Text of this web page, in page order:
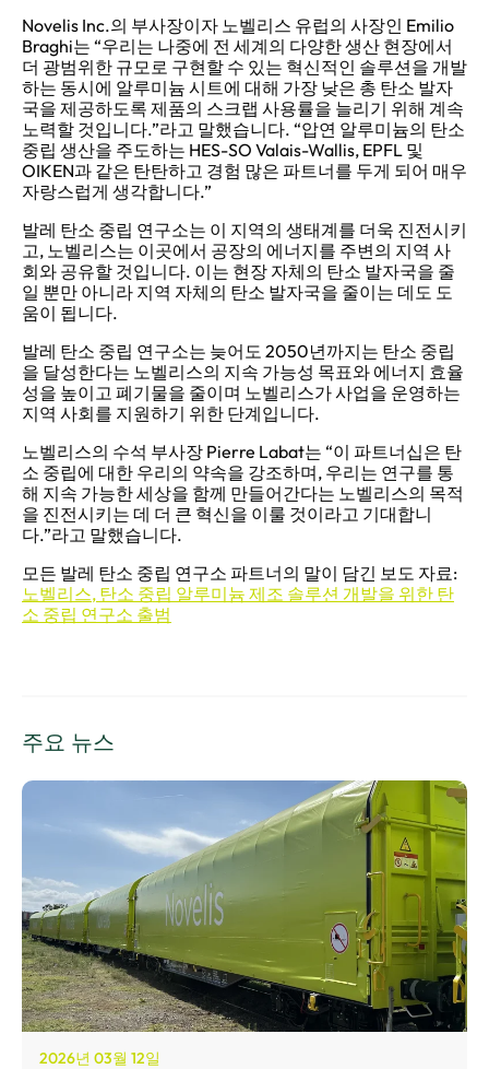
Novelis Inc.의 부사장이자 노벨리스 유럽의 사장인 Emilio
Braghi는 “우리는 나중에 전 세계의 다양한 생산 현장에서
더 광범위한 규모로 구현할 수 있는 혁신적인 솔루션을 개발
하는 동시에 알루미늄 시트에 대해 가장 낮은 총 탄소 발자
국을 제공하도록 제품의 스크랩 사용률을 늘리기 위해 계속
노력할 것입니다.”라고 말했습니다. “압연 알루미늄의 탄소
중립 생산을 주도하는 HES-SO Valais-Wallis, EPFL 및
OIKEN과 같은 탄탄하고 경험 많은 파트너를 두게 되어 매우
자랑스럽게 생각합니다.”
발레 탄소 중립 연구소는 이 지역의 생태계를 더욱 진전시키
고, 노벨리스는 이곳에서 공장의 에너지를 주변의 지역 사
회와 공유할 것입니다. 이는 현장 자체의 탄소 발자국을 줄
일 뿐만 아니라 지역 자체의 탄소 발자국을 줄이는 데도 도
움이 됩니다.
발레 탄소 중립 연구소는 늦어도 2050년까지는 탄소 중립
을 달성한다는 노벨리스의 지속 가능성 목표와 에너지 효율
성을 높이고 폐기물을 줄이며 노벨리스가 사업을 운영하는
지역 사회를 지원하기 위한 단계입니다.
노벨리스의 수석 부사장 Pierre Labat는 “이 파트너십은 탄
소 중립에 대한 우리의 약속을 강조하며, 우리는 연구를 통
해 지속 가능한 세상을 함께 만들어간다는 노벨리스의 목적
을 진전시키는 데 더 큰 혁신을 이룰 것이라고 기대합니
다.”라고 말했습니다.
모든 발레 탄소 중립 연구소 파트너의 말이 담긴 보도 자료:
노벨리스, 탄소 중립 알루미늄 제조 솔루션 개발을 위한 탄
소 중립 연구소 출범
주요 뉴스
2026년 03월 12일